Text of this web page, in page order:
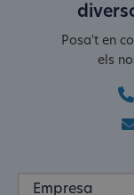
Posa't en
els